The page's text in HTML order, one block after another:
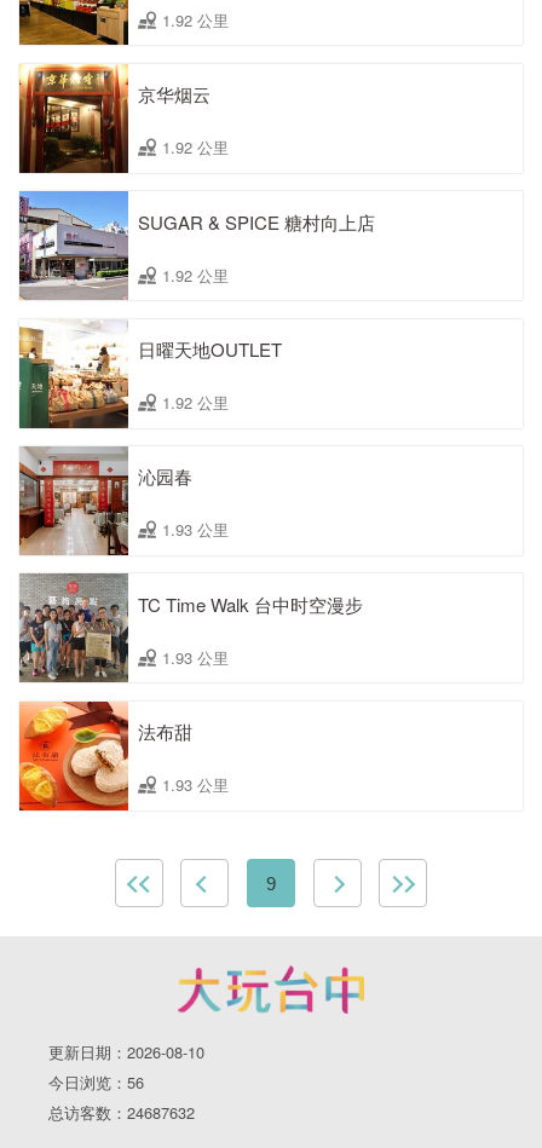
1.92 公里
京华烟云
1.92 公里
SUGAR & SPICE 糖村向上店
1.92 公里
日曜天地OUTLET
1.92 公里
沁园春
1.93 公里
TC Time Walk 台中时空漫步
1.93 公里
法布甜
1.93 公里
9
更新日期：2026-08-10
今日浏览：56
总访客数：24687632